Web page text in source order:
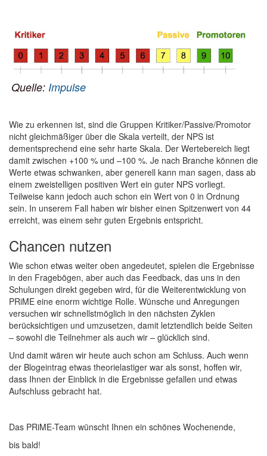
Quelle: Impulse
Wie zu erkennen ist, sind die Gruppen Kritiker/Passive/Promotor
nicht gleichmäßiger über die Skala verteilt, der NPS ist
dementsprechend eine sehr harte Skala. Der Wertebereich liegt
damit zwischen +100 % und –100 %. Je nach Branche können die
Werte etwas schwanken, aber generell kann man sagen, dass ab
einem zweistelligen positiven Wert ein guter NPS vorliegt.
Teilweise kann jedoch auch schon ein Wert von 0 in Ordnung
sein. In unserem Fall haben wir bisher einen Spitzenwert von 44
erreicht, was einem sehr guten Ergebnis entspricht.
Chancen nutzen
Wie schon etwas weiter oben angedeutet, spielen die Ergebnisse
in den Fragebögen, aber auch das Feedback, das uns in den
Schulungen direkt gegeben wird, für die Weiterentwicklung von
PRiME eine enorm wichtige Rolle. Wünsche und Anregungen
versuchen wir schnellstmöglich in den nächsten Zyklen
berücksichtigen und umzusetzen, damit letztendlich beide Seiten
– sowohl die Teilnehmer als auch wir – glücklich sind.
Und damit wären wir heute auch schon am Schluss. Auch wenn
der Blogeintrag etwas theorielastiger war als sonst, hoffen wir,
dass Ihnen der Einblick in die Ergebnisse gefallen und etwas
Aufschluss gebracht hat.
Das PRiME-Team wünscht Ihnen ein schönes Wochenende,
bis bald!